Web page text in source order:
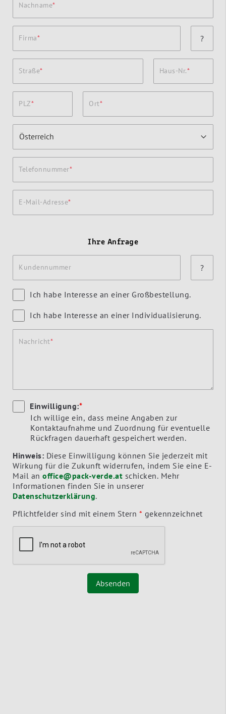
Nachname
Firma ?
Straße Haus-Nr.
PLZ Ort
Telefonnummer
E-Mail-Adresse
Ihre Anfrage
Kundennummer ?
Ich habe Interesse an einer Großbestellung.
Ich habe Interesse an einer Individualisierung.
Nachricht
Einwilligung:*
Ich willige ein, dass meine Angaben zur
Kontaktaufnahme und Zuordnung für eventuelle
Rückfragen dauerhaft gespeichert werden.
Hinweis: Diese Einwilligung können Sie jederzeit mit
Wirkung für die Zukunft widerrufen, indem Sie eine E-
Mail an office@pack-verde.at
Informationen finden Sie in unserer
Datenschutzerklärung.
Pflichtfelder sind mit einem Stern * gekennzeichnet
Absenden